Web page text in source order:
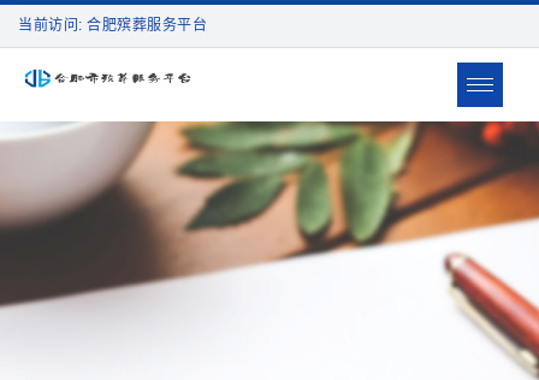
当前访问: 合肥殡葬服务平台
Toggle